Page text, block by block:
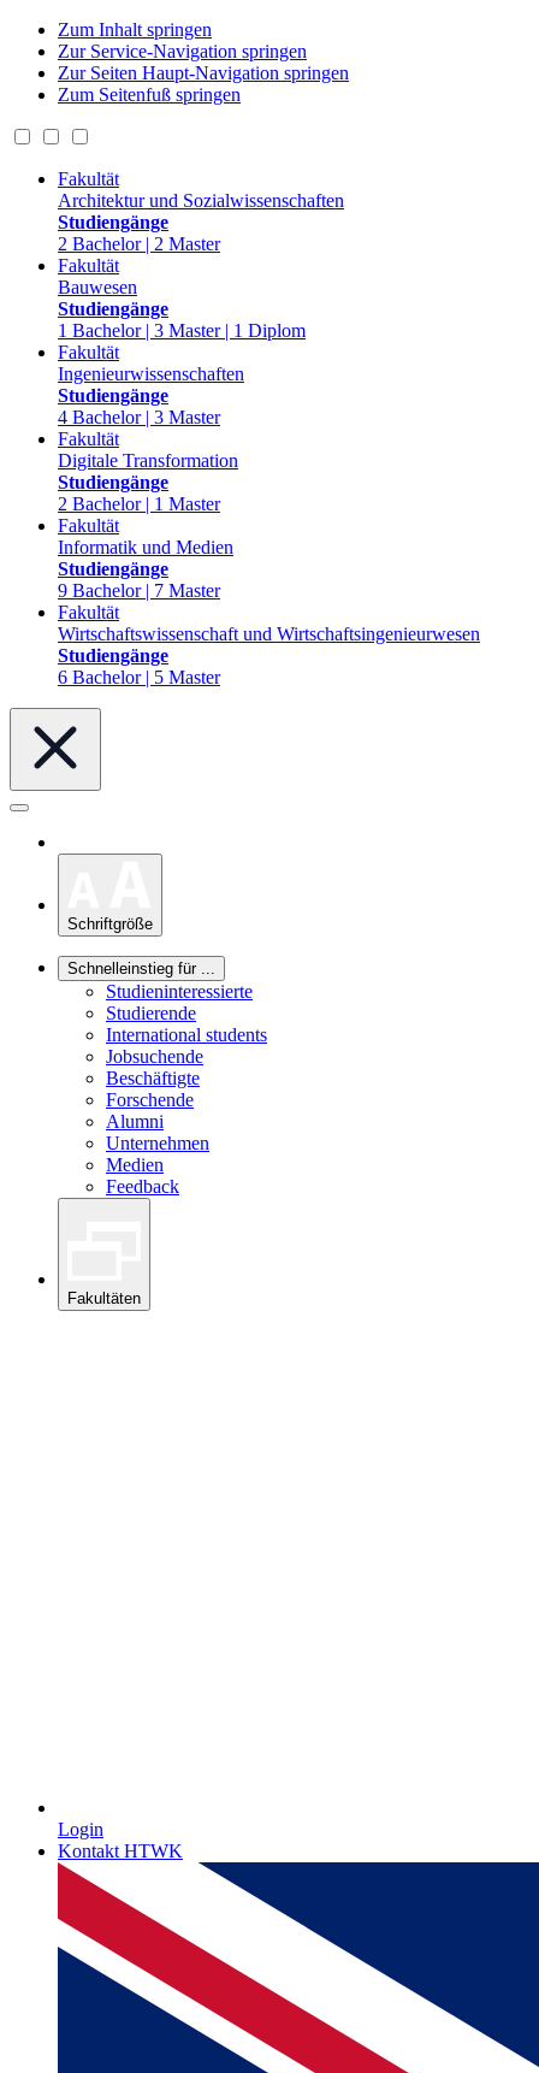
Zum Inhalt springen
Zur Service-Navigation springen
Zur Seiten Haupt-Navigation springen
Zum Seitenfuß springen
Fakultät
Architektur und Sozialwissenschaften
Studiengänge
2 Bachelor | 2 Master
Fakultät
Bauwesen
Studiengänge
1 Bachelor | 3 Master | 1 Diplom
Fakultät
Ingenieurwissenschaften
Studiengänge
4 Bachelor | 3 Master
Fakultät
Digitale Transformation
Studiengänge
2 Bachelor | 1 Master
Fakultät
Informatik und Medien
Studiengänge
9 Bachelor | 7 Master
Fakultät
Wirtschaftswissenschaft und Wirtschaftsingenieurwesen
Studiengänge
6 Bachelor | 5 Master
Schriftgröße
Schnelleinstieg für ...
Studieninteressierte
Studierende
International students
Jobsuchende
Beschäftigte
Forschende
Alumni
Unternehmen
Medien
Feedback
Fakultäten
Login
Kontakt HTWK